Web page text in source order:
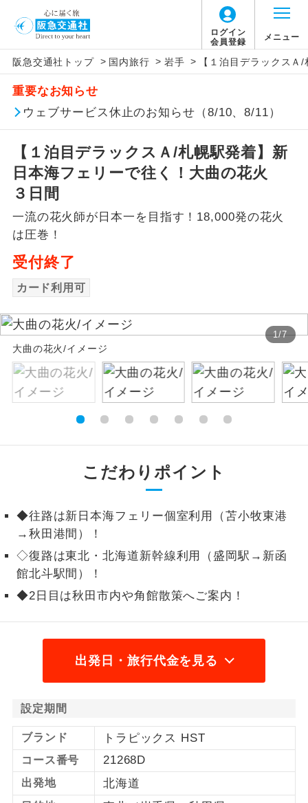
ログイン
会員登録
メニュー
阪急交通社トップ > 国内旅行 > 岩手 > 【１泊目デラックス
重要なお知らせ
ウェブサービス休止のお知らせ（8/10、8/11）
【１泊目デラックスＡ/札幌駅発着】新
日本海フェリーで往く！大曲の花火
３日間
一流の花火師が日本一を目指す！18,000発の花火
は圧巻！
受付終了
カード利用可
1/7
大曲の花火/イメージ
こだわりポイント
◆往路は新日本海フェリー個室利用（苫小牧東港
→秋田港間）！
◇復路は東北・北海道新幹線利用（盛岡駅→新函
館北斗駅間）！
◆2日目は秋田市内や角館散策へご案内！
出発日・旅行代金を見る
設定期間
ブランド トラピックス HST
コース番号 21268D
出発地 北海道
アイコン 説明
添乗員同行
往路出発空港（駅）から復路到着空港
（駅）まで同行します。
現地添乗員同
行
現地到着空港（駅）から最終日出発空港
（駅）まで添乗員が同行します。
バスガイド乗
務
があります。
世界遺産
絶景 絶景スポットに立ち寄るコースです。
温泉 温泉地にも宿泊するコースです。
す。
全てのお食事が付いていますので、お食
く）
お部屋食
だけます。
トラベルイヤ
ホン
周りの音を気にせず、ガイドさんの説明
1名様催行
1名様から出発可能な個人型プランで
す。
2名様から出発可能な個人型プランで
おひとり様参
加限定
おひとり様限定でご参加いただけるコー
スです。
1名様1室同代
金
1名様1室利用でも追加料金がかからない
コースです。